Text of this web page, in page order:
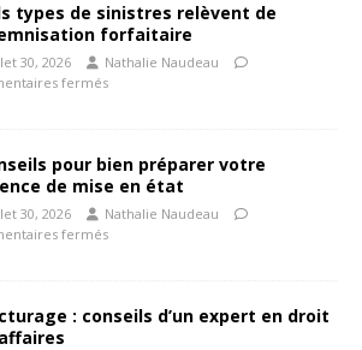
types de sinistres relèvent de
forfaitaire
30, 2026
Nathalie Naudeau
fermés
pour bien préparer votre
de mise en état
30, 2026
Nathalie Naudeau
fermés
: conseils d’un expert en droit